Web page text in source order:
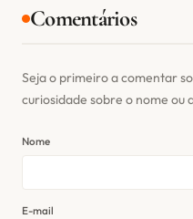
Comentários
Seja o primeiro a comentar
curiosidade sobre o nome ou
Nome
E-mail